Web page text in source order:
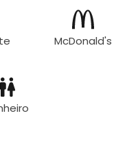
McDonald's